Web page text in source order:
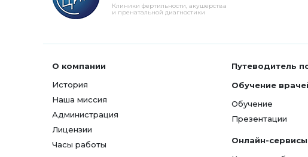
Клиники фертильности, акушерства
и пренатальной диагностики
О компании
История
Наша миссия
Администрация
Лицензии
Часы работы
Путеводитель
Обучение
Обучение
Презентации
Онлайн-сервисы